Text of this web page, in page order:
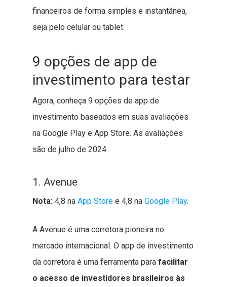
financeiros de forma simples e instantânea,
seja pelo celular ou tablet.
9 opções de app de
investimento para testar
Agora, conheça 9 opções de app de
investimento baseados em suas avaliações
na Google Play e App Store. As avaliações
são de julho de 2024.
1. Avenue
Nota: 4,8 na App Store e 4,8 na Google Play.
A Avenue é uma corretora pioneira no
mercado internacional. O app de investimento
da corretora é uma ferramenta para facilitar
o acesso de investidores brasileiros às